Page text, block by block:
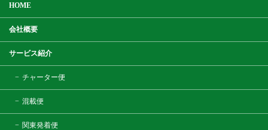
HOME
会社概要
サービス紹介
チャーター便
混載便
関東発着便